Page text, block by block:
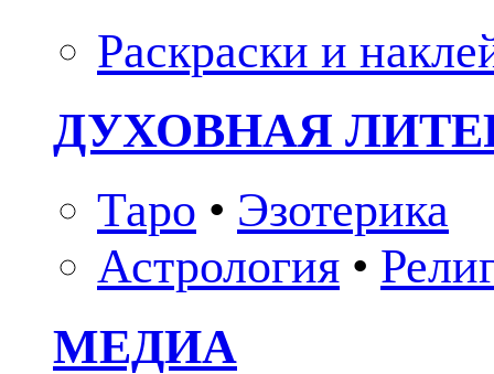
Раскраски и
ДУХОВНАЯ
Таро • Эзотерика
Астрология •
МЕДИА